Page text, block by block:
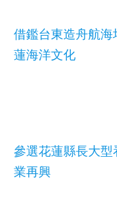
借鑑台東造舟航
蓮海洋文化
參選花蓮縣長大
業再興